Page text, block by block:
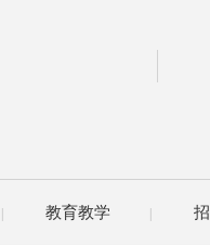
| 教育教学 |